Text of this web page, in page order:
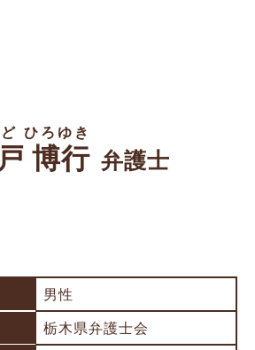
博行
ひろゆき
弁護士
男性
栃木県弁護士会